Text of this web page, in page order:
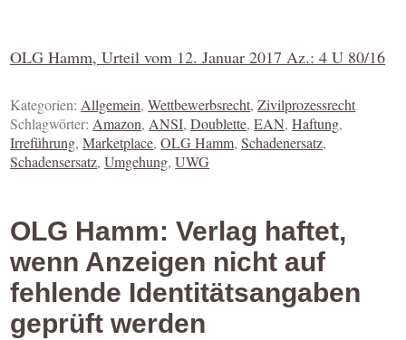
OLG Hamm, Urteil vom 12. Januar 2017 Az.: 4 U 80/16
Kategorien:Allgemein,Wettbewerbsrecht,Zivilprozessrecht
Schlagwörter:Amazon,ANSI,Doublette,EAN,Haftung,
Irreführung,Marketplace,OLG Hamm,Schadenersatz,
Schadensersatz,Umgehung,UWG
OLG Hamm: Verlag haftet,
wenn Anzeigen nicht auf
fehlende Identitätsangaben
geprüft werden